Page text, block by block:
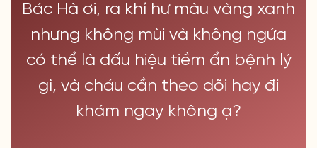
Bác Hà ơi, ra khí hư màu vàng xanh
nhưng không mùi và không ngứa
có thể là dấu hiệu tiềm ẩn bệnh lý
gì, và cháu cần theo dõi hay đi
khám ngay không ạ?